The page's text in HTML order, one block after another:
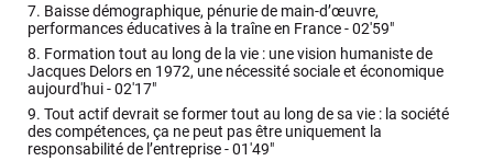
7. Baisse démographique, pénurie de main-d’œuvre,
performances éducatives à la traîne en France -02'59"
8. Formation tout au long de la vie : une vision humaniste de
Jacques Delors en 1972, une nécessité sociale et économique
aujourd'hui -02'17"
9. Tout actif devrait se former tout au long de sa vie : la société
des compétences, ça ne peut pas être uniquement la
responsabilité de l’entreprise -01'49"